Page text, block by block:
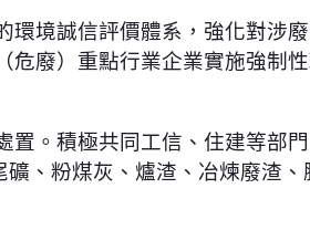
環境誠信評價體系，強化對
廢）重點行業企業實施強制
置。積極共同工信、住建等
、粉煤灰、爐渣、冶煉廢渣